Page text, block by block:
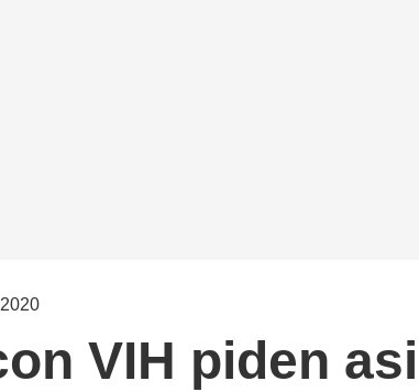
VIH piden